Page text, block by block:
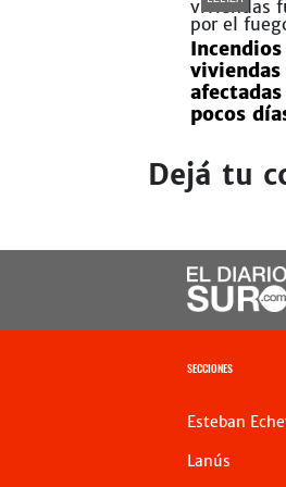
pocos
Dejá tu
SECCIONES
Esteban
Lanús